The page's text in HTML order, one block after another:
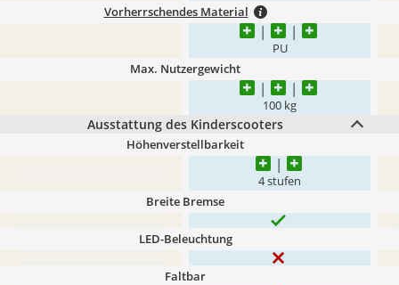
Vorherrschendes Material
PU
Max. Nutzergewicht
100 kg
Ausstattung des Kinderscooters
Höhenverstellbarkeit
4 stufen
Breite Bremse
LED-Beleuchtung
Faltbar